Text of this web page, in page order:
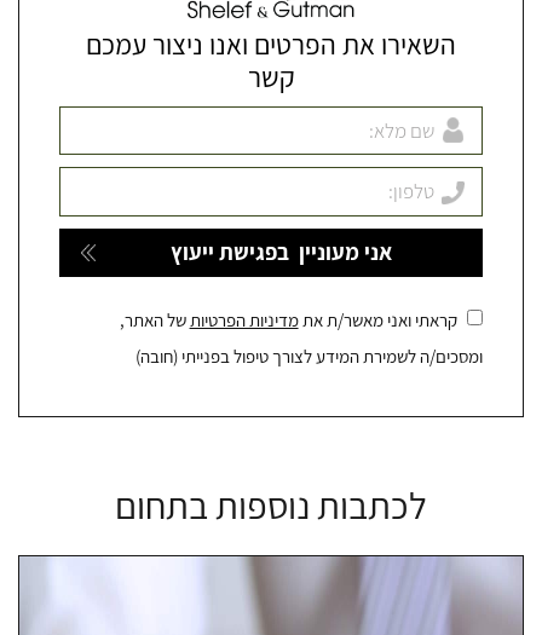
השאירו את הפרטים ואנו ניצור עמכם
קשר
קראתי ואני מאשר/ת אתמדיניות הפרטיותשל האתר,
ומסכים/ה לשמירת המידע לצורך טיפול בפנייתי (חובה)
לכתבות נוספות בתחום